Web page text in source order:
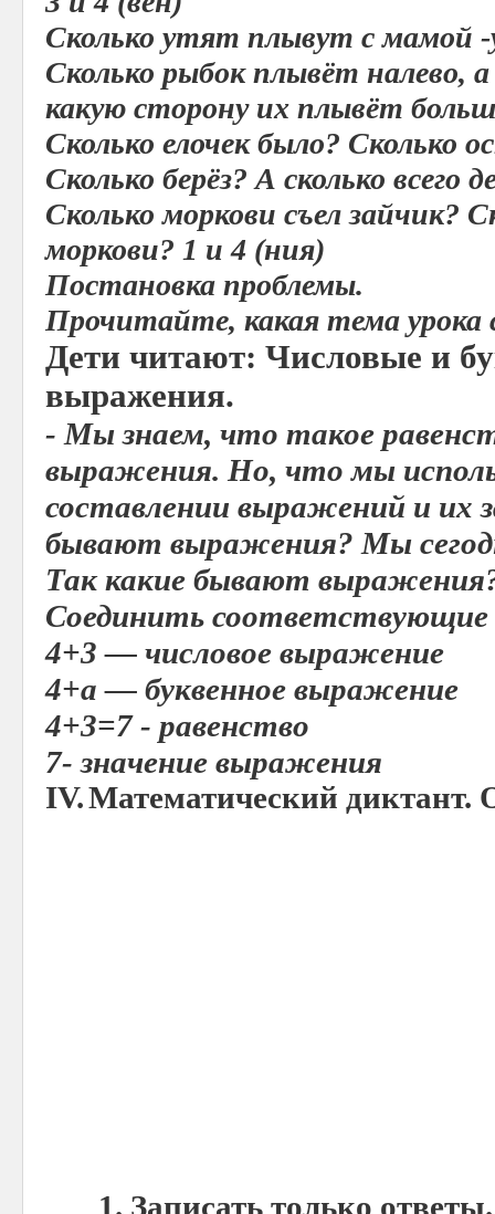
Сколько утят плывут с мамой
Сколько рыбок плывёт налево,
какую сторону их плывёт
Сколько елочек было? Сколько
Сколько берёз? А сколько всего
Сколько моркови съел зайчик?
моркови? 1 и 4 (ния)
Постановка проблемы.
Прочитайте, какая тема урока
Дети читают: Числовые и
выражения.
- Мы знаем, что такое
выражения. Но, что мы
составлении выражений и их
бывают выражения? Мы
Так какие бывают
Соединить
4+3 — числовое выражение
4+а — буквенное выражение
4+3=7 - равенство
7- значение выражения
IV.Математический
1. Записать только ответы.